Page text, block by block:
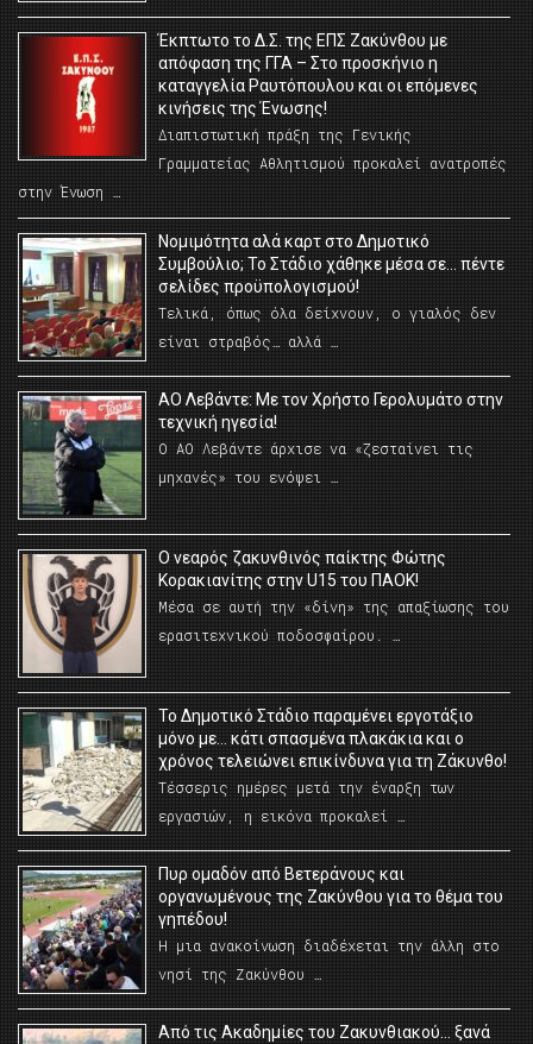
Έκπτωτο το Δ.Σ. της ΕΠΣ Ζακύνθου με
απόφαση της ΓΓΑ – Στο προσκήνιο η
καταγγελία Ραυτόπουλου και οι επόμενες
κινήσεις της Ένωσης!
Διαπιστωτική πράξη της Γενικής
Γραμματείας Αθλητισμού προκαλεί ανατροπές
στην Ένωση …
Νομιμότητα αλά καρτ στο Δημοτικό
Συμβούλιο; Το Στάδιο χάθηκε μέσα σε… πέντε
σελίδες προϋπολογισμού!
Τελικά, όπως όλα δείχνουν, ο γιαλός δεν
είναι στραβός… αλλά …
ΑΟ Λεβάντε: Με τον Χρήστο Γερολυμάτο στην
τεχνική ηγεσία!
Ο ΑΟ Λεβάντε άρχισε να «ζεσταίνει τις
μηχανές» του ενόψει …
O νεαρός ζακυνθινός παίκτης Φώτης
Κορακιανίτης στην U15 του ΠΑΟΚ!
Μέσα σε αυτή την «δίνη» της απαξίωσης του
ερασιτεχνικού ποδοσφαίρου. …
Το Δημοτικό Στάδιο παραμένει εργοτάξιο
μόνο με… κάτι σπασμένα πλακάκια και ο
χρόνος τελειώνει επικίνδυνα για τη Ζάκυνθο!
Τέσσερις ημέρες μετά την έναρξη των
εργασιών, η εικόνα προκαλεί …
Πυρ ομαδόν από Βετεράνους και
οργανωμένους της Ζακύνθου για το θέμα του
γηπέδου!
Η μια ανακοίνωση διαδέχεται την άλλη στο
νησί της Ζακύνθου …
Από τις Ακαδημίες του Ζακυνθιακού… ξανά